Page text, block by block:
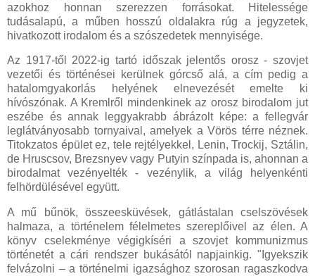
azokhoz honnan szerezzen forrásokat. Hitelessége
tudásalapú, a műben hosszú oldalakra rúg a jegyzetek,
hivatkozott irodalom és a szószedetek mennyisége.
Az 1917-től 2022-ig tartó időszak jelentős orosz - szovjet
vezetői és történései kerülnek górcső alá, a cím pedig a
hatalomgyakorlás helyének elnevezését emelte ki
hívószónak. A Kremlről mindenkinek az orosz birodalom jut
eszébe és annak leggyakrabb ábrázolt képe: a fellegvár
leglátványosabb tornyaival, amelyek a Vörös térre néznek.
Titokzatos épület ez, tele rejtélyekkel, Lenin, Trockij, Sztálin,
de Hruscsov, Brezsnyev vagy Putyin színpada is, ahonnan a
birodalmat vezényelték - vezénylik, a világ helyenkénti
felhördülésével együtt.
A mű bűnök, összeesküvések, gátlástalan cselszövések
halmaza, a történelem félelmetes szereplőivel az élen. A
könyv cselekménye végigkíséri a szovjet kommunizmus
történetét a cári rendszer bukásától napjainkig. "Igyekszik
felvázolni – a történelmi igazsághoz szorosan ragaszkodva